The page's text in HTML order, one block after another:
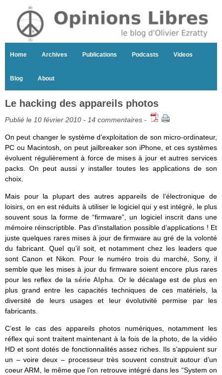
Home Archives Publications Podcasts Videos
Blog About
Le hacking des appareils photos
Publié le 10 février 2010 - 14 commentaires -
On peut changer le système d’exploitation de son micro-ordinateur,
PC ou Macintosh, on peut jailbreaker son iPhone, et ces systèmes
évoluent régulièrement à force de mises à jour et autres services
packs. On peut aussi y installer toutes les applications de son
choix.
Mais pour la plupart des autres appareils de l’électronique de
loisirs, on en est réduits à utiliser le logiciel qui y est intégré, le plus
souvent sous la forme de “firmware”, un logiciel inscrit dans une
mémoire réinscriptible. Pas d’installation possible d’applications ! Et
juste quelques rares mises à jour de firmware au gré de la volonté
du fabricant. Quel qu’il soit, et notamment chez les leaders que
sont Canon et Nikon. Pour le numéro trois du marché, Sony, il
semble que les mises à jour du firmware soient encore plus rares
pour les reflex de lasérie Alpha . Or le décalage est de plus en
plus grand entre les capacités techniques de ces matériels, la
diversité de leurs usages et leur évolutivité permise par les
fabricants.
C’est le cas des appareils photos numériques, notamment les
réflex qui sont traitent maintenant à la fois de la photo, de la vidéo
HD et sont dotés de fonctionnalités assez riches. Ils s’appuient sur
un – voire deux – processeur très souvent construit autour d’un
coeur ARM, le même que l’on retrouve intégré dans les “System on